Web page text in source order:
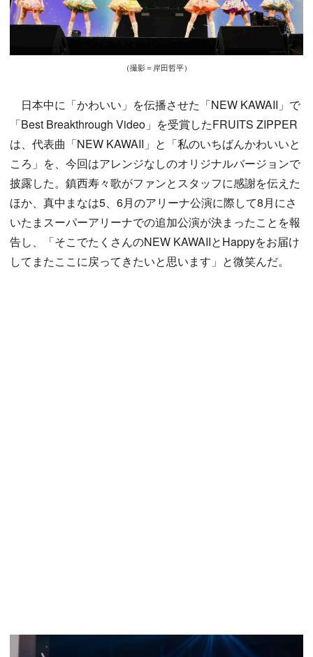
（撮影＝岸田哲平）
日本中に「かわいい」を伝播させた「NEW KAWAII」で
「Best Breakthrough Video」を受賞したFRUITS ZIPPER
は、代表曲「NEW KAWAII」と「私のいちばんかわいいと
ころ」を、今回はアレンジなしのオリジナルバージョンで
披露した。鎮西寿々歌がファンとスタッフに感謝を伝えた
ほか、真中まなは5、6月のアリーナ公演に際して8月にさ
いたまスーパーアリーナでの追加公演が決まったことを報
告し、「そこでたくさんのNEW KAWAIIとHappyをお届け
してまたここに戻ってきたいと思います」と微笑んだ。